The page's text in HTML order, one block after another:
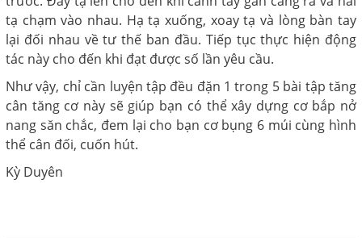
tạ chạm vào nhau. Hạ tạ xuống, xoay tạ và lòng bàn tay
lại đối nhau về tư thế ban đầu. Tiếp tục thực hiện động
tác này cho đến khi đạt được số lần yêu cầu.
Như vậy, chỉ cần luyện tập đều đặn 1 trong 5 bài tập tăng
cân tăng cơ này sẽ giúp bạn có thể xây dựng cơ bắp nở
nang săn chắc, đem lại cho bạn cơ bụng 6 múi cùng hình
thể cân đối, cuốn hút.
Kỳ Duyên